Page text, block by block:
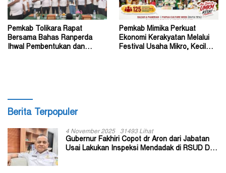
Pemkab Tolikara Rapat
Bersama Bahas Ranperda
Ihwal Pembentukan dan
Pemkab Mimika Perkuat
Ekonomi Kerakyatan Melalui
Festival Usaha Mikro, Kecil
Berita Terpopuler
4 November 2025 31493 Lihat
Gubernur Fakhiri Copot dr Aron dari Jabatan
Usai Lakukan Inspeksi Mendadak di RSUD Dok